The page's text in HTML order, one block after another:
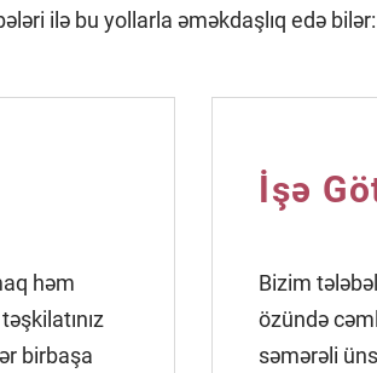
ilə bu yollarla əməkdaşlıq edə bilər:
həm
birbaşa
İşə
Bizim
özündə
səmərəli